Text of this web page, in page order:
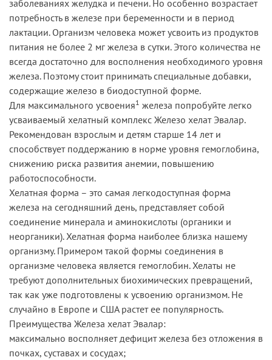
заболеваниях желудка и печени. Но особенно возрастает
потребность в железе при беременности и в период
лактации. Организм человека может усвоить из продуктов
питания не более 2 мг железа в сутки. Этого количества не
всегда достаточно для восполнения необходимого уровня
железа. Поэтому стоит принимать специальные добавки,
содержащие железо в биодоступной форме.
Для максимального усвоения1 железа попробуйте легко
усваиваемый хелатный комплекс Железо хелат Эвалар.
Рекомендован взрослым и детям старше 14 лет и
способствует поддержанию в норме уровня гемоглобина,
снижению риска развития анемии, повышению
работоспособности.
Хелатная форма – это самая легкодоступная форма
железа на сегодняшний день, представляет собой
соединение минерала и аминокислоты (органики и
неорганики). Хелатная форма наиболее близка нашему
организму. Примером такой формы соединения в
организме человека является гемоглобин. Хелаты не
требуют дополнительных биохимических превращений,
так как уже подготовлены к усвоению организмом. Не
случайно в Европе и США растет ее популярность.
Преимущества Железа хелат Эвалар:
максимально восполняет дефицит железа без отложения в
почках, суставах и сосудах;